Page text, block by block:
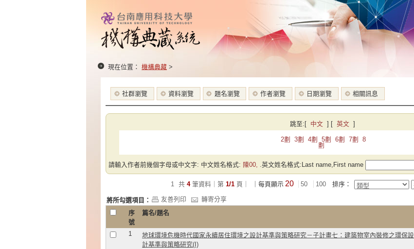
現在位置： 機構典藏 >
社群瀏覽 資料瀏覽 題名瀏覽 作者瀏覽 日期瀏覽 相關訊息
跳至: [ 中文 ] [ 英文 ]
2劃 3劃 4劃 5劃 6劃 7劃
8
劃
請輸入作者前幾個字母或中文字: 中文姓名格式: 陳00, .英文姓名格式:Last name,First name
1 共 4 筆資料｜第 1/1 頁｜ ｜每頁顯示 20 50 100 排序：
將所勾選項目： 友善列印
轉寄分享
序
號
篇名/題名
1
地球環境危機時代國家永續居住環境之設計基準與策略研究－子計畫七：建築物室內裝修之環保設
計基準與策略研究(I)